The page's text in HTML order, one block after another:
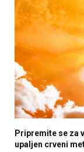
Pripremite se za
upaljen crveni